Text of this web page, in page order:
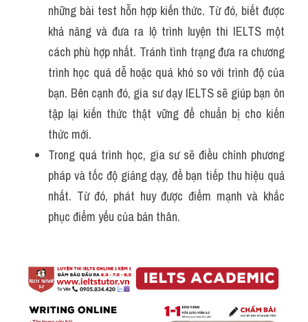
những bài test hỗn hợp kiến thức. Từ đó, biết được
khả năng và đưa ra lộ trình luyện thi IELTS một
cách phù hợp nhất. Tránh tình trạng đưa ra chương
trình học quá dễ hoặc quá khó so với trình độ của
bạn. Bên cạnh đó, gia sư dạy IELTS sẽ giúp bạn ôn
tập lại kiến thức thật vững để chuẩn bị cho kiến
thức mới.
Trong quá trình học, gia sư sẽ điều chỉnh phương
pháp và tốc độ giảng dạy, để bạn tiếp thu hiệu quả
nhất. Từ đó, phát huy được điểm mạnh và khắc
phục điểm yếu của bản thân.